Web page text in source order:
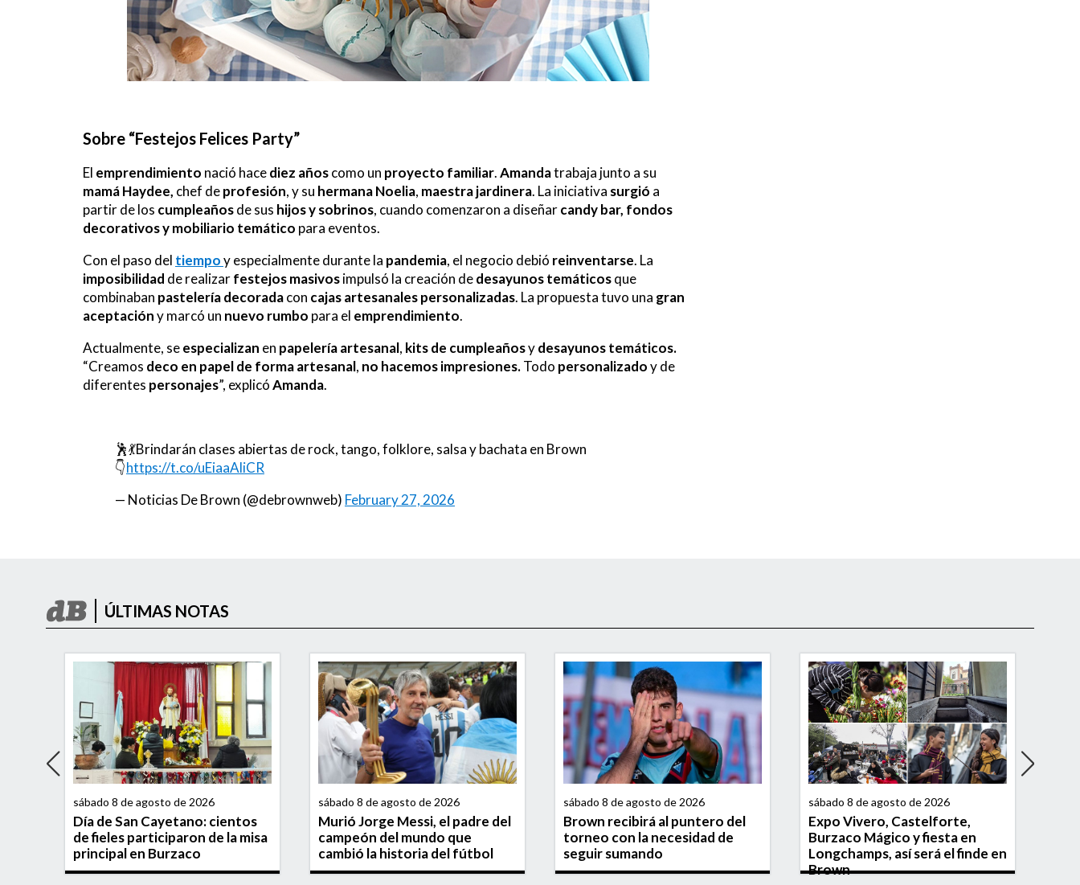
Sobre “Festejos Felices Party”
El emprendimiento nació hacediez añoscomo un proyecto familiar.Amandatrabaja junto a su
mamá Haydee, chef deprofesión, y su hermana Noelia, maestra jardinera. La iniciativa surgió a
partir de los cumpleañosde sus hijos y sobrinos, cuando comenzaron a diseñarcandy bar, fondos
decorativos y mobiliario temático para eventos.
Con el paso del tiempoy especialmente durante la pandemia, el negocio debió reinventarse. La
imposibilidad de realizarfestejos masivosimpulsó la creación dedesayunos temáticosque
combinaban pastelería decoradacon cajas artesanalespersonalizadas. La propuesta tuvo una gran
aceptacióny marcó un nuevo rumbo para el emprendimiento.
Actualmente, seespecializan en papelería artesanal, kits de cumpleañosydesayunos temáticos.
“Creamos deco en papel de forma artesanal, no hacemos impresiones.Todo personalizadoy de
diferentes personajes”, explicóAmanda.
🕺💃Brindarán clases abiertas de rock, tango, folklore, salsa y bachata en Brown
👇https://t.co/uEiaaAliCR
— Noticias De Brown (@debrownweb) February 27, 2026
ÚLTIMAS NOTAS
sábado 8 de agosto de 2026
Día de San Cayetano: cientos
de fieles participaron de la misa
principal en Burzaco
sábado 8 de agosto de 2026
Murió Jorge Messi, el padre del
campeón del mundo que
cambió la historia del fútbol
sábado 8 de agosto de 2026
Brown recibirá al puntero del
torneo con la necesidad de
seguir sumando
sábado 8 de agosto de 2026
Expo Vivero, Castelforte,
Burzaco Mágico y fiesta en
Longchamps, así será el finde en
Brown